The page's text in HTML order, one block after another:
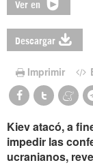
Ver en
Descargar
Imprimir
Kiev atacó, a
impedir las
ucranianos,